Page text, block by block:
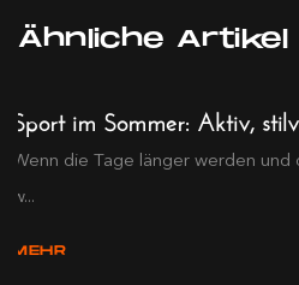
Ähnliche Artikel
Sport im Sommer: Aktiv,
Wenn die Tage länger werden
w...
MEHR